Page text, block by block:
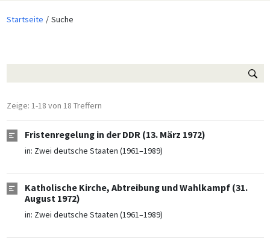
Startseite Suche
Zeige: 1-18 von 18 Treffern
Fristenregelung in der DDR (13. März 1972)
in: Zwei deutsche Staaten (1961–1989)
Katholische Kirche, Abtreibung und Wahlkampf (31.
August 1972)
in: Zwei deutsche Staaten (1961–1989)